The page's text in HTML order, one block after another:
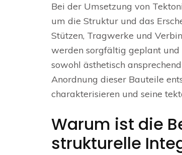
Bei der Umsetzung von
um die Struktur und das
Stützen, Tragwerke und
werden sorgfältig geplant und
sowohl ästhetisch
Anordnung dieser Bauteile
charakterisieren und seine
Warum ist die
strukturelle